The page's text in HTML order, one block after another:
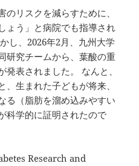
のリスクを減らすために、
ょう」と病院でも指導され
し、2026年2月、九州大学
研究チームから、葉酸の重
表されました。 なんと、
、生まれた子どもが将来、
る（脂肪を溜め込みやすい
科学的に証明されたので
Research and